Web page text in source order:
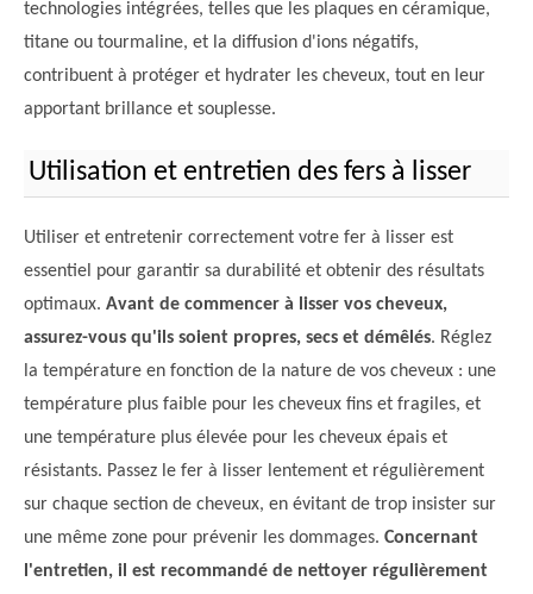
technologies intégrées, telles que les plaques en céramique,
titane ou tourmaline, et la diffusion d'ions négatifs,
contribuent à protéger et hydrater les cheveux, tout en leur
apportant brillance et souplesse.
Utilisation et entretien des fers à lisser
Utiliser et entretenir correctement votre fer à lisser est
essentiel pour garantir sa durabilité et obtenir des résultats
optimaux. Avant de commencer à lisser vos cheveux,
assurez-vous qu'ils soient propres, secs et démêlés. Réglez
la température en fonction de la nature de vos cheveux : une
température plus faible pour les cheveux fins et fragiles, et
une température plus élevée pour les cheveux épais et
résistants. Passez le fer à lisser lentement et régulièrement
sur chaque section de cheveux, en évitant de trop insister sur
une même zone pour prévenir les dommages. Concernant
l'entretien, il est recommandé de nettoyer régulièrement